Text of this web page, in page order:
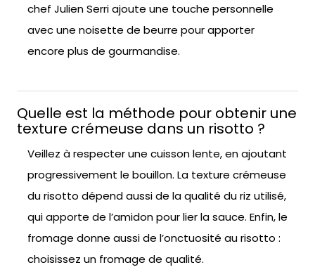
chef Julien Serri ajoute une touche personnelle
avec une noisette de beurre pour apporter
encore plus de gourmandise.
Quelle est la méthode pour obtenir une
texture crémeuse dans un risotto ?
Veillez à respecter une cuisson lente, en ajoutant
progressivement le bouillon. La texture crémeuse
du risotto dépend aussi de la qualité du riz utilisé,
qui apporte de l’amidon pour lier la sauce. Enfin, le
fromage donne aussi de l’onctuosité au risotto :
choisissez un fromage de qualité.